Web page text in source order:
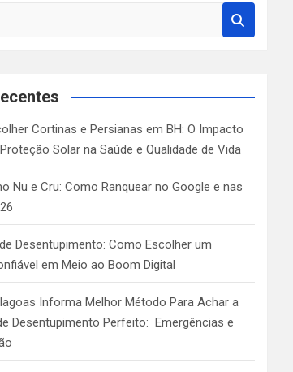
Cortinas e Persianas em BH: O Impacto
Solar na Saúde e Qualidade de Vida
Nu e Cru: Como Ranquear no Google e nas
Desentupimento: Como Escolher um
em Meio ao Boom Digital
Informa Melhor Método Para Achar a
Desentupimento Perfeito: Emergências e